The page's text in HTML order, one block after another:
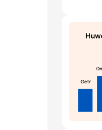
Getr